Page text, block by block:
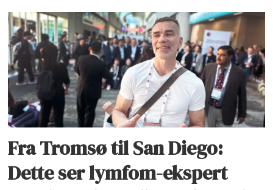
Fra Tromsø til San Diego:
Dette ser lymfom-ekspert